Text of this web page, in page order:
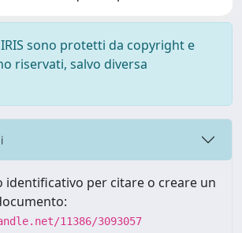
sono protetti da copyright e
riservati, salvo diversa
identificativo per citare o creare un
11386/3093057